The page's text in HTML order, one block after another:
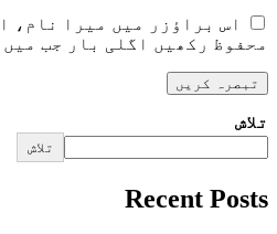
اس براؤزر میں میرا نام،
محفوظ رکھیں اگلی بار جب میں
تلاش
تلاش
Recent Posts